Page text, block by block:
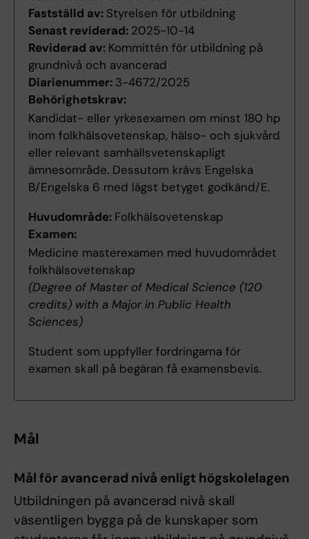
Fastställd av: Styrelsen för utbildning
Senast reviderad: 2025-10-14
Reviderad av: Kommittén för utbildning på
grundnivå och avancerad
Diarienummer: 3-4672/2025
Behörighetskrav:
Kandidat- eller yrkesexamen om minst 180 hp
inom folkhälsovetenskap, hälso- och sjukvård
eller relevant samhällsvetenskapligt
ämnesområde. Dessutom krävs Engelska
B/Engelska 6 med lägst betyget godkänd/E.
Huvudområde: Folkhälsovetenskap
Examen:
Medicine masterexamen med huvudområdet
folkhälsovetenskap
(Degree of Master of Medical Science (120
credits) with a Major in Public Health
Sciences)
Student som uppfyller fordringarna för
examen skall på begäran få examensbevis.
Mål
Mål för avancerad nivå enligt högskolelagen
Utbildningen på avancerad nivå skall
väsentligen bygga på de kunskaper som